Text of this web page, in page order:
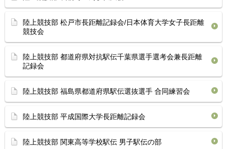
陸上競技部 松戸市長距離記録会/日本体育大学女子長距離
競技会
陸上競技部 都道府県対抗駅伝千葉県選手選考会兼長距離
記録会
陸上競技部 福島県都道府県駅伝選抜選手 合同練習会
陸上競技部 平成国際大学長距離記録会
陸上競技部 関東高等学校駅伝 男子駅伝の部